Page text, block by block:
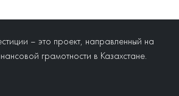
– это проект, направленный на
грамотности в Казахстане.